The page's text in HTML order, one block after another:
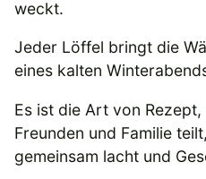
weckt.
Jeder Löffel bringt die
eines kalten
Es ist die Art von
Freunden und Familie
gemeinsam lacht und